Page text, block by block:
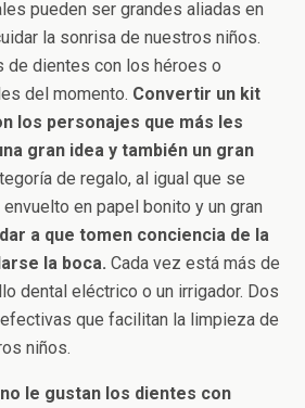
pueden ser grandes aliadas en
la sonrisa de nuestros niños.
de dientes con los héroes o
del momento. Convertir un kit
los personajes que más les
gran idea y también un gran
de regalo, al igual que se
en papel bonito y un gran
a que tomen conciencia de la
la boca. Cada vez está más de
dental eléctrico o un irrigador. Dos
que facilitan la limpieza de
niños.
le gustan los dientes con